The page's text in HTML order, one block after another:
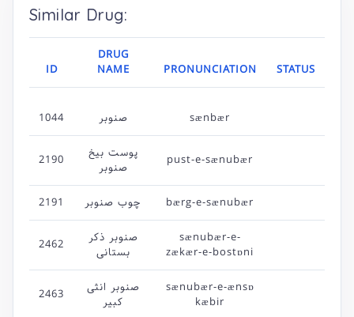
Similar Drug:
ID
DRUG
NAME
PRONUNCIATION STATUS
1044 صنوبر sænbær
2190
پوست بیخ
صنوبر
pust-e-sænubær
2191 چوب صنوبر bærg-e-sænubær
2462
صنوبر ذکر
بستانی
sænubær-e-
zækær-e-bostɒni
2463
صنوبر انثی
کبیر
sænubær-e-ænsɒ
kæbir